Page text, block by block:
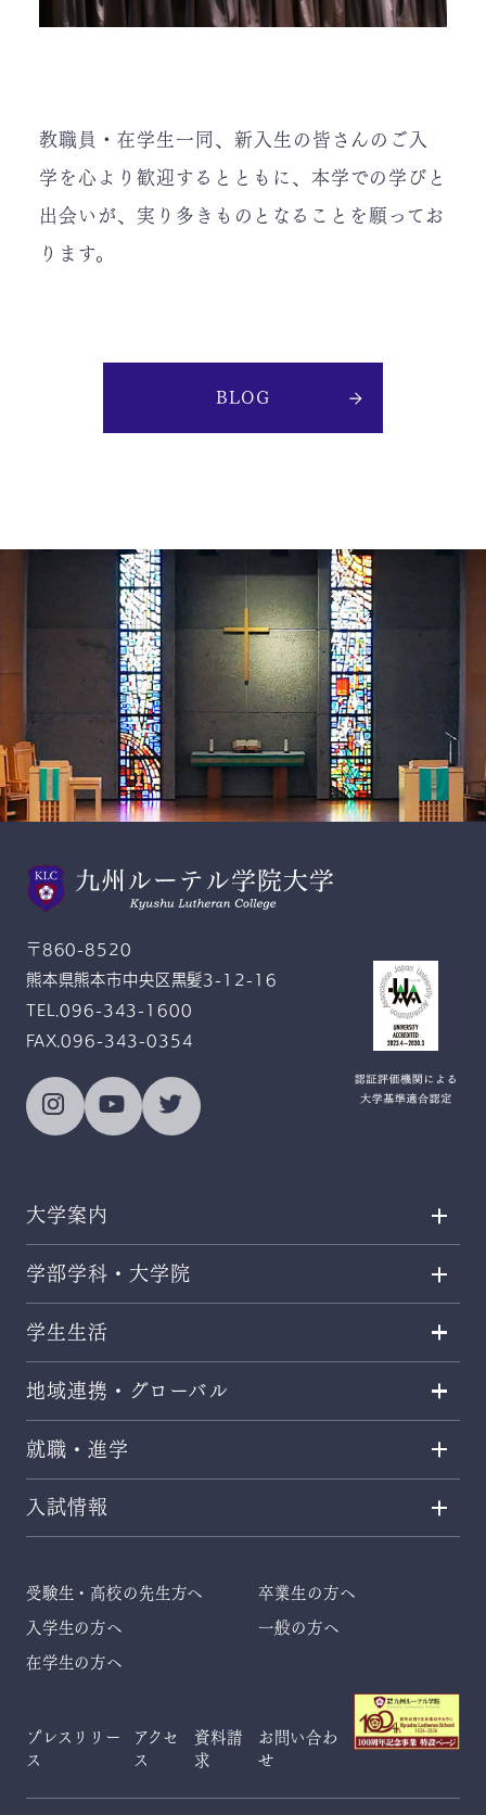
教職員・在学生一同、新入生の皆さんのご入
学を心より歓迎するとともに、本学での学びと
出会いが、実り多きものとなることを願ってお
ります。
BLOG
Gratitude and Service
〒860-8520
熊本県熊本市中央区黒髪3-12-16
TEL.096-343-1600
FAX.096-343-0354
大学案内
学部学科・大学院
学生生活
地域連携・グローバル
就職・進学
入試情報
受験生・高校の先生方へ
入学生の方へ
在学生の方へ
卒業生の方へ
一般の方へ
プレスリリー
ス
アクセ
ス
資料請
求
お問い合わ
せ